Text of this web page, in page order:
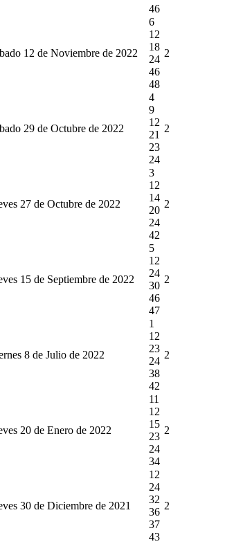
46
12 de Noviembre de 2022
6
12
18
24
46
48
2
29 de Octubre de 2022
4
9
12
21
23
24
2
27 de Octubre de 2022
3
12
14
20
24
42
2
15 de Septiembre de 2022
5
12
24
30
46
47
2
8 de Julio de 2022
1
12
23
24
38
42
2
20 de Enero de 2022
11
12
15
23
24
34
2
30 de Diciembre de 2021
12
24
32
36
37
43
2